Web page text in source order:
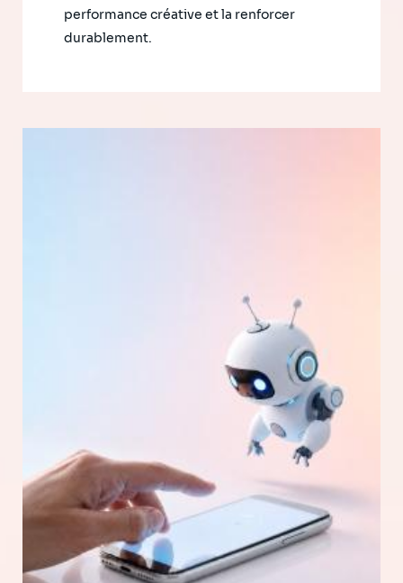
performance créative et la renforcer
durablement.